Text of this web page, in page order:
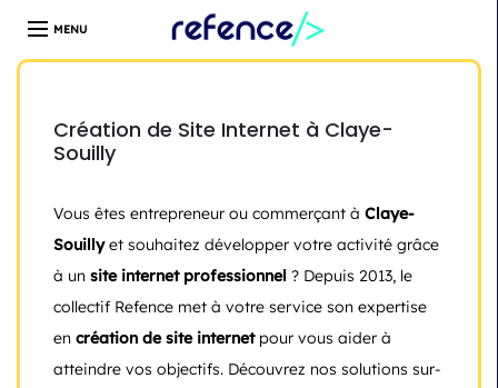
Développeur web freelance expert en création de site
WordPress | Île-de-France | Depuis 13 ans
Création de Site Internet à Claye-
Souilly
Vous êtes entrepreneur ou commerçant à Claye-
Souillyet souhaitez développer votre activité grâce
à un site internet professionnel ? Depuis 2013, le
collectif Refence met à votre service son expertise
en création de site internetpour vous aider à
atteindre vos objectifs. Découvrez nos solutions sur-